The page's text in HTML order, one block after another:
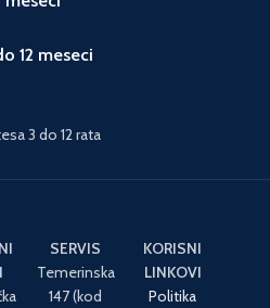
12 meseci
3 do 12 rata
SERVIS
Temerinska
147 (kod
KORISNI
LINKOVI
Politika